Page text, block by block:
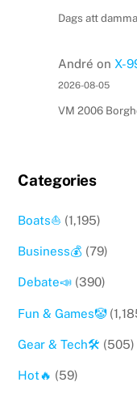
Dags att
André on X-
2026-08-05
VM 2006
Categories
Boats⛵️ (1,195)
Business💰 (79)
Debate📣 (390)
Fun & Games🤡
Gear & Tech🛠 (505)
Hot🔥 (59)